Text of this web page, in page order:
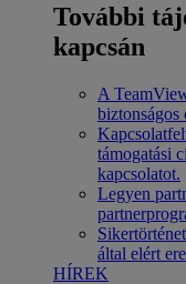
További
kapcsán
A
biztonságos
támogatási
kapcsolatot.
Legyen
által elért
HÍREK